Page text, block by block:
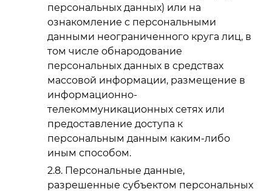
персональных данных) или на
ознакомление с персональными
данными неограниченного круга лиц, в
том числе обнародование
персональных данных в средствах
массовой информации, размещение в
информационно-
телекоммуникационных сетях или
предоставление доступа к
персональным данным каким-либо
иным способом.
Персональные данные,
разрешенные субъектом персональных